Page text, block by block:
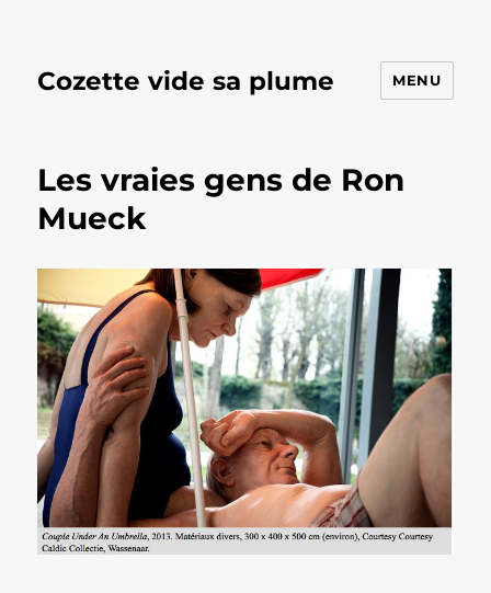
Cozette vide sa plume MENU
Les vraies gens de Ron
Mueck